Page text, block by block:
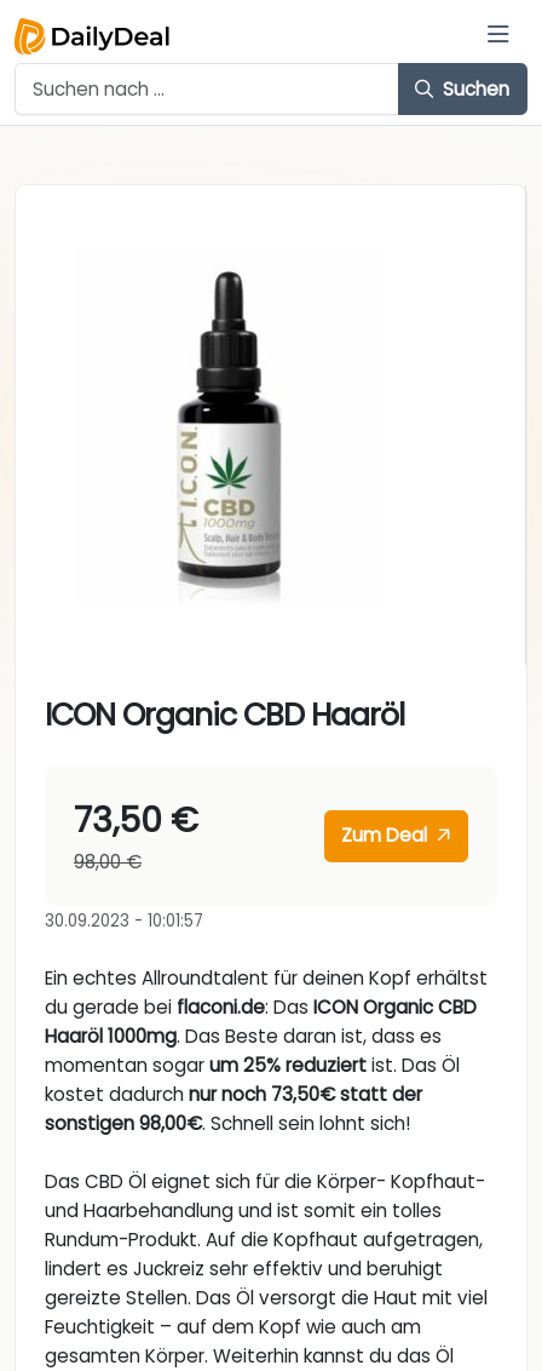
Suchen
ICON Organic CBD Haaröl
73,50 €
98,00 €
Zum Deal
30.09.2023 - 10:01:57
Ein echtes Allroundtalent für deinen Kopf erhältst
du gerade bei flaconi.de: Das ICON Organic CBD
Haaröl 1000mg. Das Beste daran ist, dass es
momentan sogarum 25% reduziertist. Das Öl
kostet dadurchnur noch 73,50€ statt der
sonstigen 98,00€. Schnell sein lohnt sich!
Das CBD Öl eignet sich für die Körper- Kopfhaut-
und Haarbehandlung und ist somit ein tolles
Rundum-Produkt. Auf die Kopfhaut aufgetragen,
lindert es Juckreiz sehr effektiv und beruhigt
gereizte Stellen. Das Öl versorgt die Haut mit viel
Feuchtigkeit – auf dem Kopf wie auch am
gesamten Körper. Weiterhin kannst du das Öl